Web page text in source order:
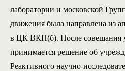
лаборатории и московской
движения была направлена из
в ЦК ВКП(б). После совещания
принимается решение об
Реактивного научно-